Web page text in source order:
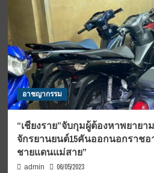
อาชญากรรม
“เชียงราย”จับกุมผู้ต้องหาพยาย
จักรยานยนต์15คันออกนอกราช
ชายแดนแม่สาย”
admin 06/05/2023